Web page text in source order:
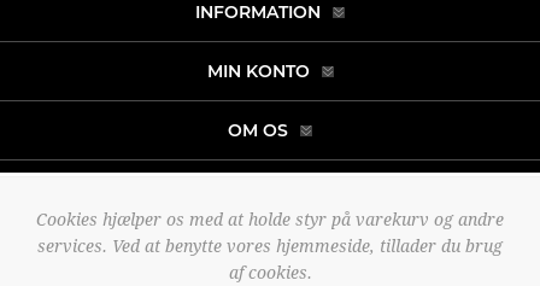
INFORMATION
MIN KONTO
OM OS
Copyright © 2026 noah-fashion.dk. Alle rettigheder forbeholdt.
Powered bynopCommerce
Cookies hjælper os med at holde styr på varekurv og andre
services. Ved at benytte vores hjemmeside, tillader du brug
af cookies.